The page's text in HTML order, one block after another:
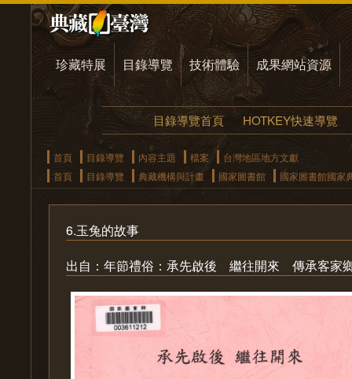
珍藏特展 目錄導覽 技術體驗 成果網站資源
目錄導覽首頁 HOTKEY快速導覽
首頁 目錄導覽 內容主題 檔案
台灣地區地方文獻
首頁
目錄導覽 典藏機構與計畫 國家圖書館 國家圖書館國家
6.玉兔的故事
出自：年節禮俗：承先啟後 繼往開來 傳承客家